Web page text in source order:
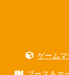
ゲーム